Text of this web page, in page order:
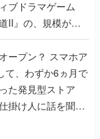
ブドラマゲーム
II』の、規模が違
サーに聞いた
？ スマホア
て、わずか6ヵ月で
た発見型ストア
掛け人に話を聞い